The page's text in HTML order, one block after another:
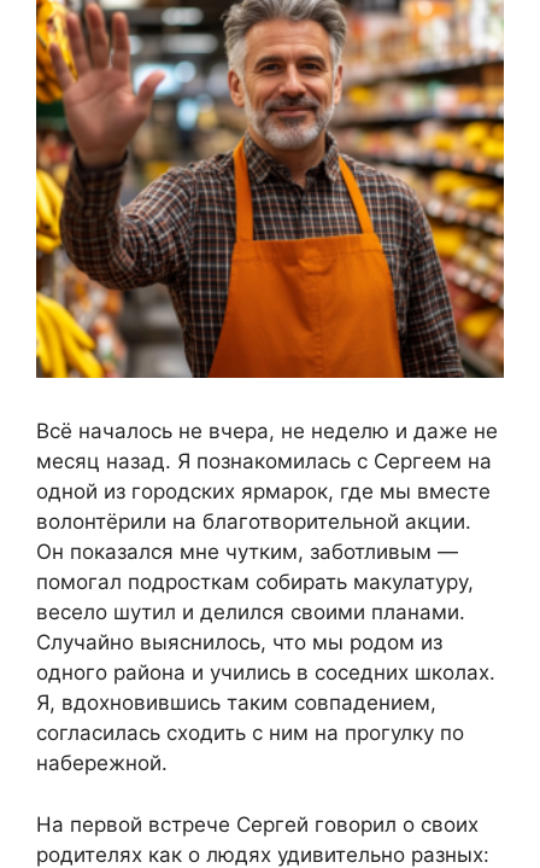
Всё началось не вчера, не неделю и даже не
месяц назад. Я познакомилась с Сергеем на
одной из городских ярмарок, где мы вместе
волонтёрили на благотворительной акции.
Он показался мне чутким, заботливым —
помогал подросткам собирать макулатуру,
весело шутил и делился своими планами.
Случайно выяснилось, что мы родом из
одного района и учились в соседних школах.
Я, вдохновившись таким совпадением,
согласилась сходить с ним на прогулку по
набережной.
На первой встрече Сергей говорил о своих
родителях как о людях удивительно разных: